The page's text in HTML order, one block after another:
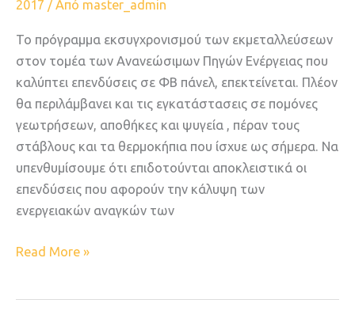
2017 / Από master_admin
Το πρόγραμμα εκσυγχρονισμού των εκμεταλλεύσεων
στον τομέα των Ανανεώσιμων Πηγών Ενέργειας που
καλύπτει επενδύσεις σε ΦΒ πάνελ, επεκτείνεται. Πλέον
θα περιλάμβανει και τις εγκατάστασεις σε πομόνες
γεωτρήσεων, αποθήκες και ψυγεία , πέραν τους
στάβλους και τα θερμοκήπια που ίσχυε ως σήμερα. Να
υπενθυμίσουμε ότι επιδοτούνται αποκλειστικά οι
επενδύσεις που αφορούν την κάλυψη των
ενεργειακών αναγκών των
metering)
σε
γεωτρήσεις,
αποθήκες
και
ψυγεία
Read More »